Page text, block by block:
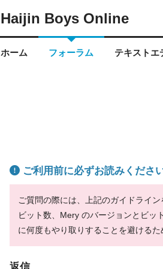
Haijin Boys Online
ホーム フォーラム テキストエ
ご利用前に必ずお読みくださ
ご質問の際には、上記のガイドライ
ビット数、Mery のバージョンとビッ
に何度もやり取りすることを避ける